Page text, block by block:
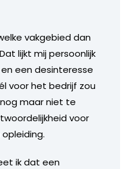
vakgebied dan
lijkt mij persoonlijk
een desinteresse
voor het bedrijf zou
maar niet te
voor
ik dat een